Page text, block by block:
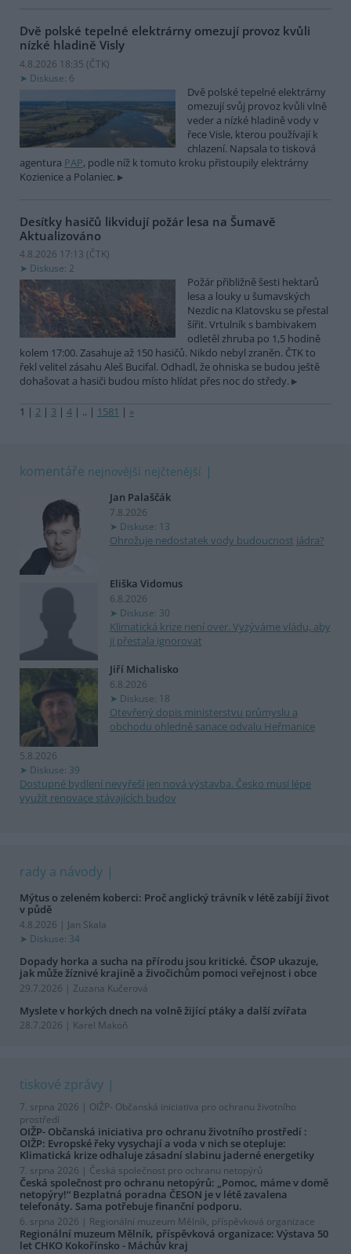
Dvě polské tepelné elektrárny omezují provoz kvůli
nízké hladině Visly
4.8.2026 18:35 (ČTK)
Diskuse: 6
Dvě polské tepelné elektrárny
omezují svůj provoz kvůli vlně
veder a nízké hladině vody v
řece Visle, kterou používají k
chlazení. Napsala to tisková
agentura PAP, podle níž k tomuto kroku přistoupily elektrárny
Kozienice a Polaniec.
Desítky hasičů likvidují požár lesa na Šumavě
Aktualizováno
4.8.2026 17:13 (ČTK)
Diskuse: 2
Požár přibližně šesti hektarů
lesa a louky u šumavských
Nezdic na Klatovsku se přestal
šířit. Vrtulník s bambivakem
odletěl zhruba po 1,5 hodině
kolem 17:00. Zasahuje až 150 hasičů. Nikdo nebyl zraněn. ČTK to
řekl velitel zásahu Aleš Bucifal. Odhadl, že ohniska se budou ještě
dohašovat a hasiči budou místo hlídat přes noc do středy.
1 | 2 | 3 | 4 | .. | 1581 | »
komentáře nejnovější nejčtenější
Jan Palaščák
7.8.2026
Diskuse: 13
Ohrožuje nedostatek vody budoucnost jádra?
Eliška Vidomus
6.8.2026
Diskuse: 30
Klimatická krize není over. Vyzýváme vládu, aby
ji přestala ignorovat
Jiří Michalisko
6.8.2026
Diskuse: 18
Otevřený dopis ministerstvu průmyslu a
obchodu ohledně sanace odvalu Heřmanice
5.8.2026
Diskuse: 39
Dostupné bydlení nevyřeší jen nová výstavba. Česko musí lépe
využít renovace stávajících budov
rady a návody
Mýtus o zeleném koberci: Proč anglický trávník v létě zabíjí život
v půdě
4.8.2026 | Jan Skala
Diskuse: 34
Dopady horka a sucha na přírodu jsou kritické. ČSOP ukazuje,
jak může žíznivé krajině a živočichům pomoci veřejnost i obce
29.7.2026 | Zuzana Kučerová
Myslete v horkých dnech na volně žijící ptáky a další zvířata
28.7.2026 | Karel Makoň
tiskové zprávy
7. srpna 2026 | OIŽP- Občanská iniciativa pro ochranu životního
prostředí
OIŽP- Občanská iniciativa pro ochranu životního prostředí :
OIŽP: Evropské řeky vysychají a voda v nich se otepluje:
Klimatická krize odhaluje zásadní slabinu jaderné energetiky
7. srpna 2026 | Česká společnost pro ochranu netopýrů
Česká společnost pro ochranu netopýrů: „Pomoc, máme v domě
netopýry!“ Bezplatná poradna ČESON je v létě zavalena
telefonáty. Sama potřebuje finanční podporu.
6. srpna 2026 | Regionální muzeum Mělník, příspěvková organizace
Regionální muzeum Mělník, příspěvková organizace: Výstava 50
let CHKO Kokořínsko - Máchův kraj